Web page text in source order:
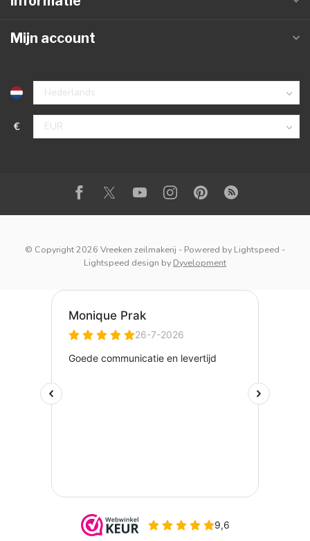
Mijn account
€
© Copyright 2026 Vreeken zeilmakerij - Powered by Lightspeed -
Lightspeed design by Dyvelopment